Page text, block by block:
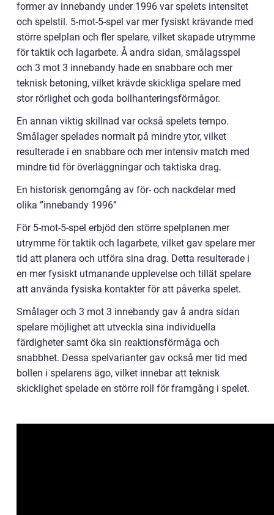
former av innebandy under 1996 var spelets intensitet
och spelstil. 5-mot-5-spel var mer fysiskt krävande med
större spelplan och fler spelare, vilket skapade utrymme
för taktik och lagarbete. Å andra sidan, smålagsspel
och 3 mot 3 innebandy hade en snabbare och mer
teknisk betoning, vilket krävde skickliga spelare med
stor rörlighet och goda bollhanteringsförmågor.
En annan viktig skillnad var också spelets tempo.
Smålager spelades normalt på mindre ytor, vilket
resulterade i en snabbare och mer intensiv match med
mindre tid för överläggningar och taktiska drag.
En historisk genomgång av för- och nackdelar med
olika ”innebandy 1996”
För 5-mot-5-spel erbjöd den större spelplanen mer
utrymme för taktik och lagarbete, vilket gav spelare mer
tid att planera och utföra sina drag. Detta resulterade i
en mer fysiskt utmanande upplevelse och tillät spelare
att använda fysiska kontakter för att påverka spelet.
Smålager och 3 mot 3 innebandy gav å andra sidan
spelare möjlighet att utveckla sina individuella
färdigheter samt öka sin reaktionsförmåga och
snabbhet. Dessa spelvarianter gav också mer tid med
bollen i spelarens ägo, vilket innebar att teknisk
skicklighet spelade en större roll för framgång i spelet.